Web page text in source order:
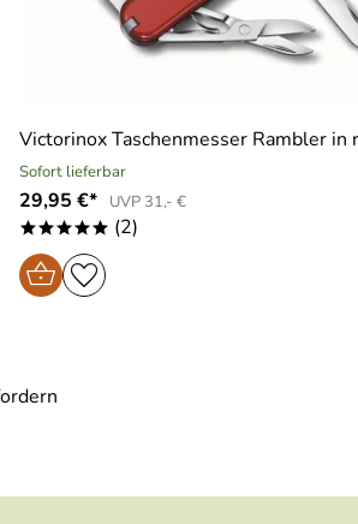
Victorinox Taschenmesser Rambler in
Sofort lieferbar
29,95 €* UVP 31,- €
***** (2)